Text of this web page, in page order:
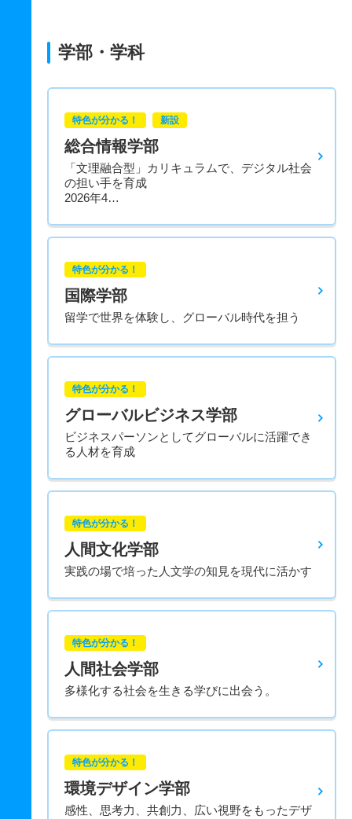
学部・学科
特色が分かる！ 新設
総合情報学部
「文理融合型」カリキュラムで、デジタル社会
の担い手を育成
2026年4…
特色が分かる！
国際学部
留学で世界を体験し、グローバル時代を担う
特色が分かる！
グローバルビジネス学部
ビジネスパーソンとしてグローバルに活躍でき
る人材を育成
特色が分かる！
人間文化学部
実践の場で培った人文学の知見を現代に活かす
特色が分かる！
人間社会学部
多様化する社会を生きる学びに出会う。
特色が分かる！
環境デザイン学部
感性、思考力、共創力、広い視野をもったデザ